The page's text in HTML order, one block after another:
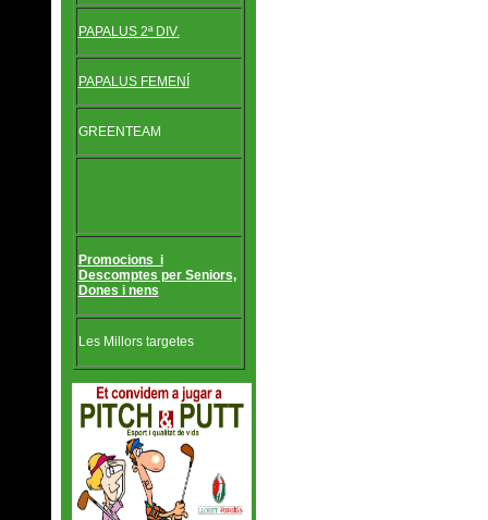
PAPALUS 2ª DIV.
PAPALUS FEMENÍ
GREENTEAM
Promocions i
Descomptes per Seniors,
Dones i nens
Les Millors targetes